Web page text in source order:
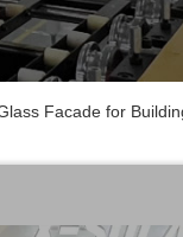
Facade for